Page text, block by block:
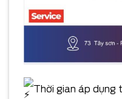
Thời gian áp